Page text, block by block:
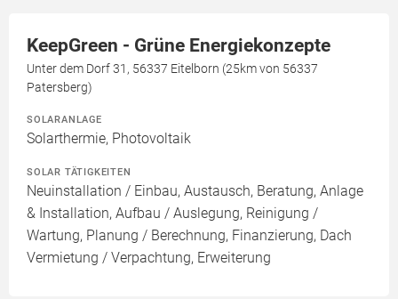
KeepGreen - Grüne Energiekonzepte
Unter dem Dorf 31, 56337 Eitelborn (25km von 56337
Patersberg)
SOLARANLAGE
Solarthermie, Photovoltaik
SOLAR TÄTIGKEITEN
Neuinstallation / Einbau, Austausch, Beratung, Anlage
& Installation, Aufbau / Auslegung, Reinigung /
Wartung, Planung / Berechnung, Finanzierung, Dach
Vermietung / Verpachtung, Erweiterung